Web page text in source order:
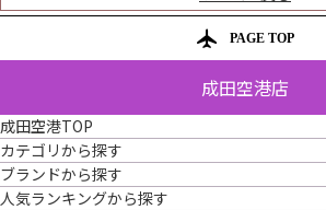
PAGE TOP
成田空港店
成田空港TOP
カテゴリから探す
ブランドから探す
人気ランキングから探す